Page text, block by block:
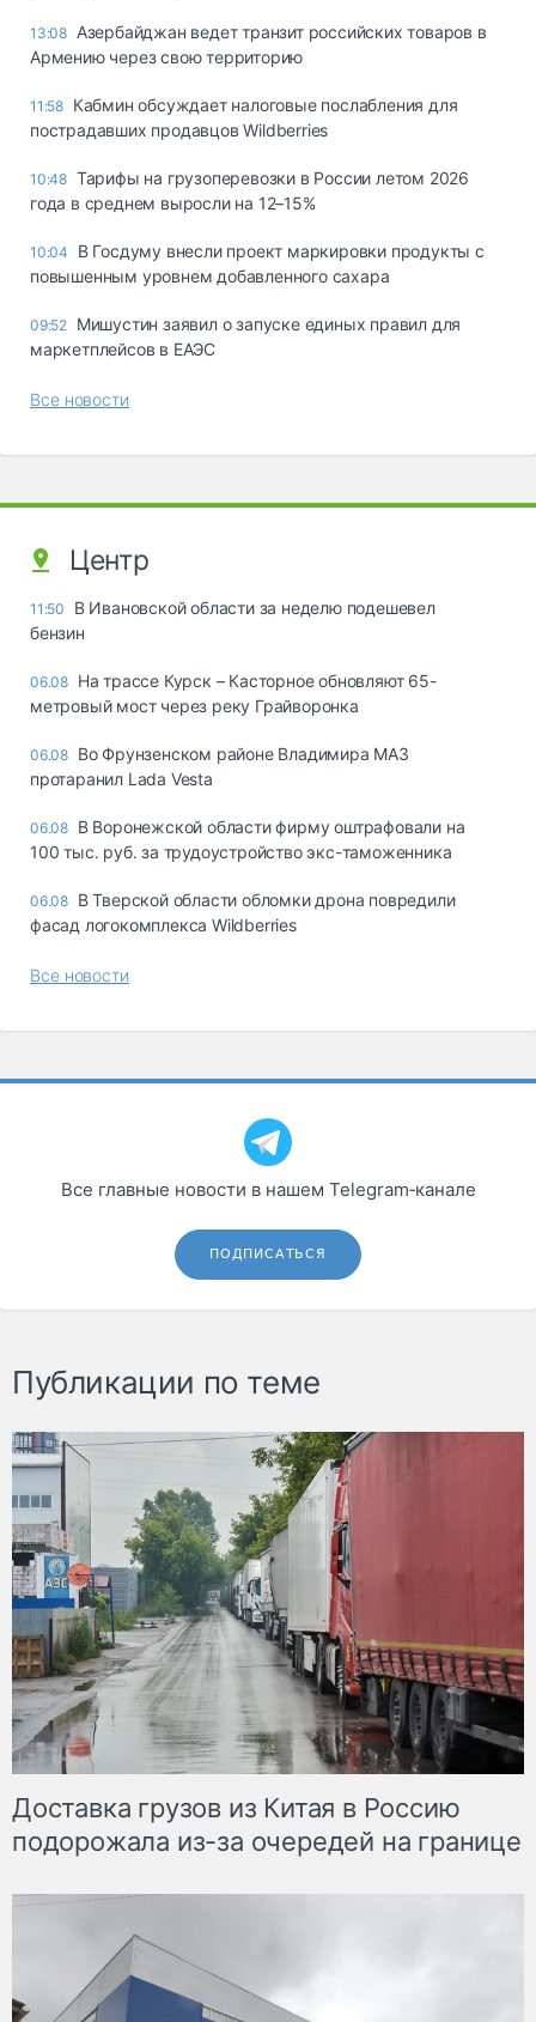
13:08 Азербайджан ведет транзит российских товаров в
Армению через свою территорию
11:58 Кабмин обсуждает налоговые послабления для
пострадавших продавцов Wildberries
10:48 Тарифы на грузоперевозки в России летом 2026
года в среднем выросли на 12–15%
10:04
В Госдуму внесли проект маркировки продукты с
повышенным уровнем добавленного сахара
09:52 Мишустин заявил о запуске единых правил для
маркетплейсов в ЕАЭС
Все новости
Центр
11:50
В Ивановской области за неделю подешевел
бензин
06.08 На трассе Курск – Касторное обновляют 65-
метровый мост через реку Грайворонка
06.08 Во Фрунзенском районе Владимира МАЗ
протаранил Lada Vesta
06.08 В Воронежской области фирму оштрафовали на
100 тыс. руб. за трудоустройство экс-таможенника
06.08 В Тверской области обломки дрона повредили
фасад логокомплекса Wildberries
Все новости
Все главные новости в нашем Telegram‑канале
ПОДПИСАТЬСЯ
Публикации по теме
Доставка грузов из Китая в Россию
подорожала из-за очередей на границе